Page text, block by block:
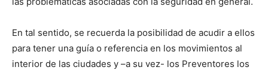
En tal sentido, se recuerda la posibilidad de acudir a ellos
para tener una guía o referencia en los movimientos al
interior de las ciudades y –a su vez- los Preventores los